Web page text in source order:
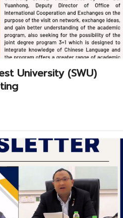
University (SWU)